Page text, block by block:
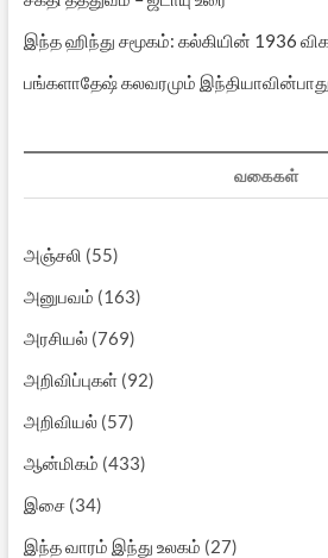
இந்த ஹிந்து சமூகம்: கல்கியின் 1936
பங்களாதேஷ் கலவரமும்
வகைகள்
அஞ்சலி (55)
அனுபவம் (163)
அரசியல்(769)
அறிவிப்புகள்(92)
அறிவியல்(57)
ஆன்மிகம் (433)
இசை(34)
இந்த வாரம் இந்து உலகம் (27)